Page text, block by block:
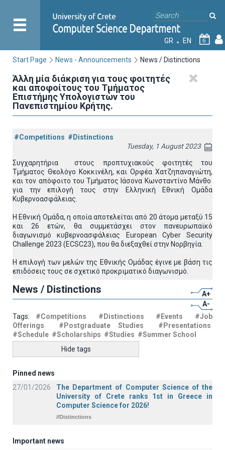
GR EN 6
Start Page News - Announcements News / Distinctions
Άλλη μία διάκριση για τους φοιτητές
και αποφοίτους του Τμήματος
Επιστήμης Υπολογιστών του
Πανεπιστημίου Κρήτης.
#Competitions #Distinctions
Tuesday, 1 August 2023
Συγχαρητήρια στους προπτυχιακούς φοιτητές του
Τμήματος Θεολόγο Κοκκινέλη, και Ορφέα Χατζηπαναγιώτη,
και τον απόφοιτο του Τμήματος Ιάσονα Κωνσταντίνο Μάνθο
για την επιλογή τους στην Ελληνική Εθνική Ομάδα
Κυβερνοασφάλειας.
Η Εθνική Ομάδα, η οποία αποτελείται από 20 άτομα μεταξύ 15
και 26 ετών, θα συμμετάσχει στον πανευρωπαϊκό
διαγωνισμό κυβερνοασφάλειας European Cyber Security
Challenge 2023 (ECSC23), που θα διεξαχθεί στην Νορβηγία.
Η επιλογή των μελών της Εθνικής Ομάδας έγινε με βάση τις
επιδόσεις τους σε σχετικό προκριματικό διαγωνισμό.
News / Distinctions
A+
A-
Tags: #Competitions #Distinctions #Events
#Job
Offerings
#Postgraduate Studies
#Presentations
#Schedule #Scholarships #Studies #Summer School
Hide tags
Pinned news
27/01/2026
The Department of Computer Science of the
University of Crete ranks 1st in Greece in
Computer Science for 2026!
#Distinctions
Important news